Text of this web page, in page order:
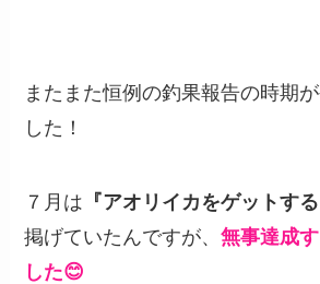
またまた恒例の釣果報告の時期
した！
７月は 『アオリイカをゲットする
掲げていたんですが、無事達成
した😊